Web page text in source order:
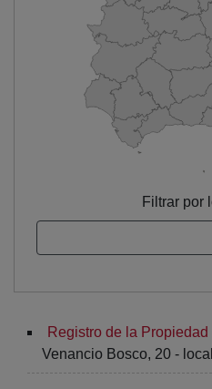
Filtrar por
Registro de la
Venancio Bosco, 20 - local